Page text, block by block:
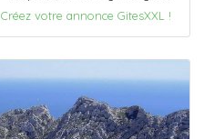
Créez votre annonce GitesXXL !